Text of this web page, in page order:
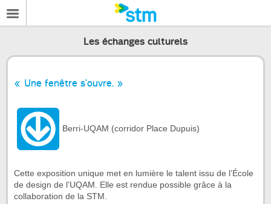
Les échanges culturels
« Une fenêtre s’ouvre. »
Berri-UQAM (corridor Place Dupuis)
Cette exposition unique met en lumière le talent issu de l’École
de design de l’UQAM. Elle est rendue possible grâce à la
collaboration de la STM.